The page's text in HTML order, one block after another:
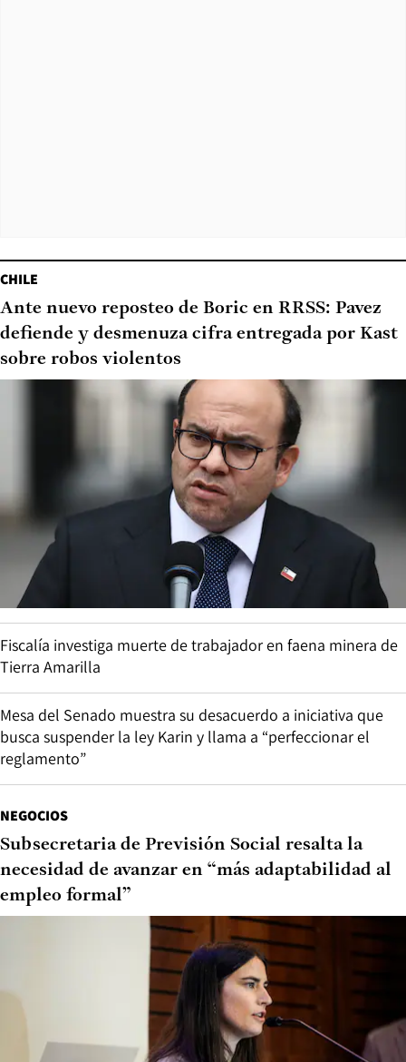
CHILE
Ante nuevo reposteo de Boric en RRSS: Pavez
defiende y desmenuza cifra entregada por Kast
sobre robos violentos
Fiscalía investiga muerte de trabajador en faena minera de
Tierra Amarilla
Mesa del Senado muestra su desacuerdo a iniciativa que
busca suspender la ley Karin y llama a “perfeccionar el
reglamento”
NEGOCIOS
Subsecretaria de Previsión Social resalta la
necesidad de avanzar en “más adaptabilidad al
empleo formal”